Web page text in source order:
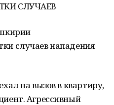
СЛУЧАЕВ
случаев нападения
на вызов в квартиру,
Агрессивный